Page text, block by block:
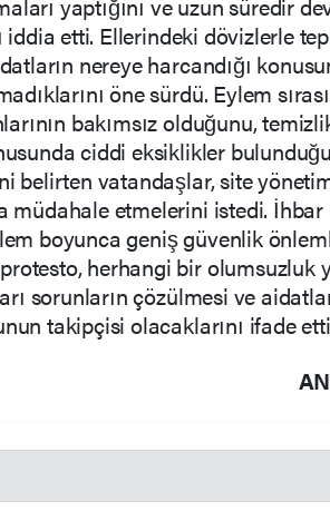
yaptığını ve uzun süredir
iddia etti. Ellerindeki dövizlerle
nereye harcandığı
öne sürdü. Eylem
bakımsız olduğunu,
ciddi eksiklikler
belirten vatandaşlar, site
müdahale etmelerini istedi.
boyunca geniş güvenlik
herhangi bir olumsuzluk
sorunların çözülmesi ve
takipçisi olacaklarını ifade